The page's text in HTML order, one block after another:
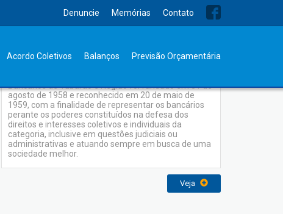
Denuncie Memórias Contato
Acordo Coletivos Balanços Previsão Orçamentária
Bancários de Tubarão e Região foi fundado em 31 de
agosto de 1958 e reconhecido em 20 de maio de
1959, com a finalidade de representar os bancários
perante os poderes constituídos na defesa dos
direitos e interesses coletivos e individuais da
categoria, inclusive em questões judiciais ou
administrativas e atuando sempre em busca de uma
sociedade melhor.
Veja